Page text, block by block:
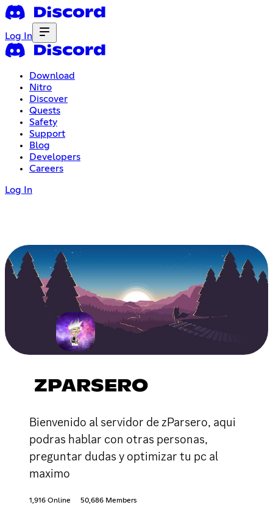
Log In
Download
Nitro
Discover
Quests
Safety
Support
Blog
Developers
Careers
Log In
ZPARSERO
Bienvenido al servidor de zParsero, aqui
podras hablar con otras personas,
preguntar dudas y optimizar tu pc al
maximo
1,916 Online 50,686 Members